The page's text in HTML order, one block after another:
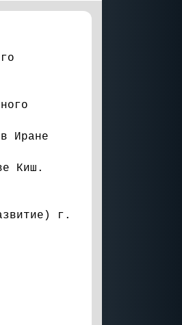
Иране
Киш.
г.